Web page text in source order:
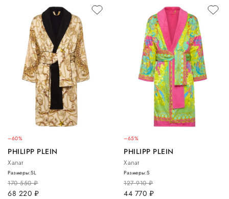
–60%
PHILIPP PLEIN
Халат
170 550руб.
68 220 руб.
Размеры:SL
–65%
PHILIPP PLEIN
Халат
127 910руб.
44 770 руб.
Размеры:S